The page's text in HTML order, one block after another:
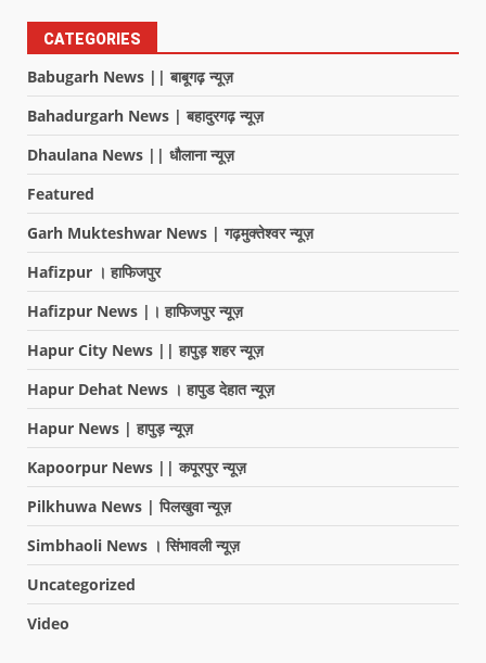
CATEGORIES
Babugarh News || बाबूगढ़ न्यूज़
Bahadurgarh News | बहादुरगढ़ न्यूज़
Dhaulana News || धौलाना न्यूज़
Featured
Garh Mukteshwar News | गढ़मुक्तेश्वर न्यूज़
Hafizpur । हाफिजपुर
Hafizpur News |। हाफिजपुर न्यूज़
Hapur City News || हापुड़ शहर न्यूज़
Hapur Dehat News । हापुड देहात न्यूज़
Hapur News | हापुड़ न्यूज़
Kapoorpur News || कपूरपुर न्यूज़
Pilkhuwa News | पिलखुवा न्यूज़
Simbhaoli News । सिंभावली न्यूज़
Uncategorized
Video